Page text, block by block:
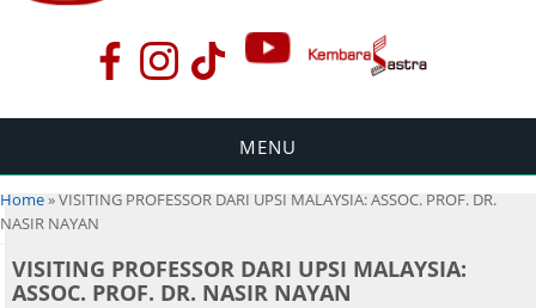
MENU
You are here
Home» VISITING PROFESSOR DARI UPSI MALAYSIA: ASSOC. PROF. DR.
NASIR NAYAN
VISITING PROFESSOR DARI UPSI MALAYSIA:
ASSOC. PROF. DR. NASIR NAYAN